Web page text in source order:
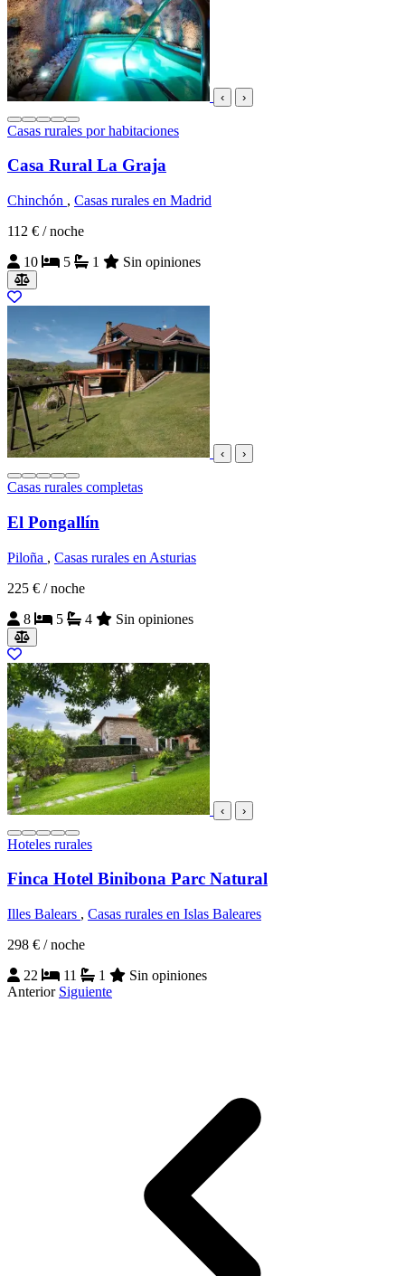
‹ ›
Casas rurales por habitaciones
Casa Rural La Graja
Chinchón , Casas rurales en Madrid
112 € / noche
10
5 1 Sin opiniones
‹ ›
Casas rurales completas
El Pongallín
Piloña , Casas rurales en Asturias
225 € / noche
8
5 4 Sin opiniones
‹ ›
Hoteles rurales
Finca Hotel Binibona Parc Natural
Illes Balears , Casas rurales en Islas Baleares
298 € / noche
22
11 1
Sin opiniones
Anterior Siguiente